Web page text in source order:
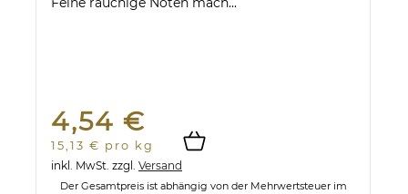
4,54 €
15,13 € pro kg
inkl. MwSt. zzgl. Versand
Der Gesamtpreis ist abhängig von der Mehrwertsteuer im